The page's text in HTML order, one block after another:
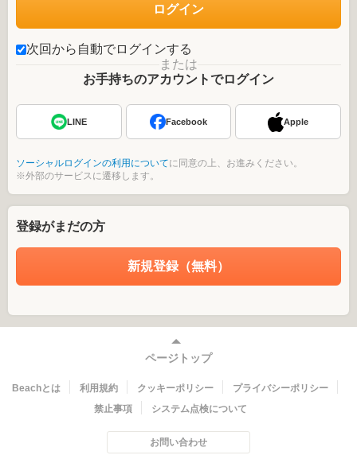
次回から自動でログインする
または
お手持ちのアカウントでログイン
LINE Facebook Apple
ソーシャルログインの利用についてに同意の上、お進みください。
※外部のサービスに遷移します。
登録がまだの方
新規登録（無料）
ページトップ
Beachとは 利用規約 クッキーポリシー
プライバシーポリシー
禁止事項
システム点検について
お問い合わせ